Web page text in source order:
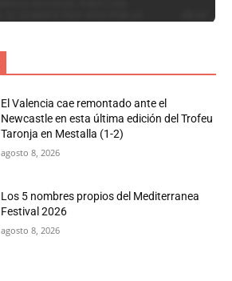
El Valencia cae remontado ante el
Newcastle en esta última edición del Trofeu
Taronja en Mestalla (1-2)
agosto 8, 2026
Los 5 nombres propios del Mediterranea
Festival 2026
agosto 8, 2026